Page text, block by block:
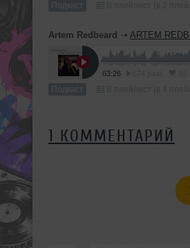
Подкаст
Artem Redbeard ➝ ARTEM
63:26
Подкаст
1 КОММЕНТАРИЙ